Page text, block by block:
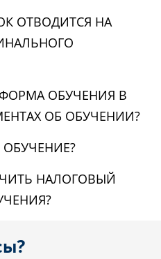
ОТВОДИТСЯ НА
ОБУЧЕНИЯ В
ОБ ОБУЧЕНИИ?
НАЛОГОВЫЙ